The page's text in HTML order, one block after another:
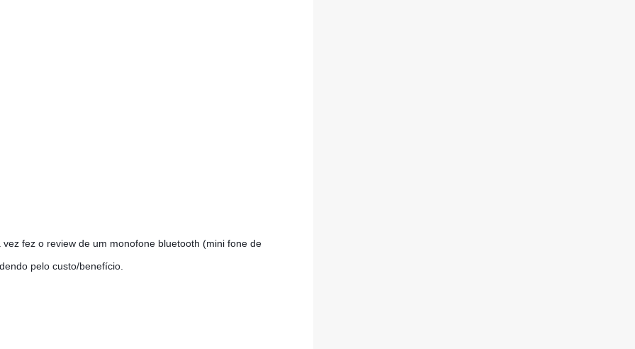
fez o review de um monofone bluetooth (mini fone de
pelo custo/benefício.